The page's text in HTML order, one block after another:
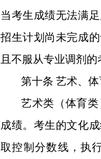
当考生成绩无法满
招生计划尚未完成
且不服从专业调剂的
第十条 艺术、
艺术类（体育
成绩。考生的文化
取控制分数线，执